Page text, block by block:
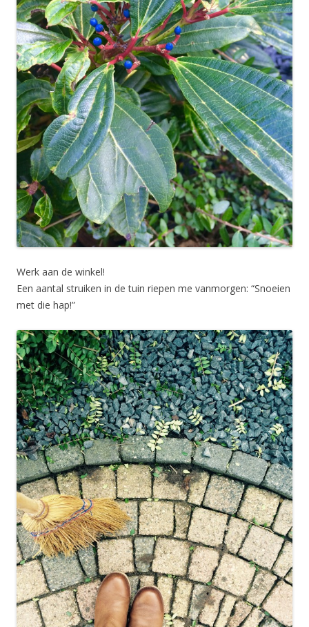
Werk aan de winkel!
Een aantal struiken in de tuin riepen me vanmorgen: “Snoeien
met die hap!”